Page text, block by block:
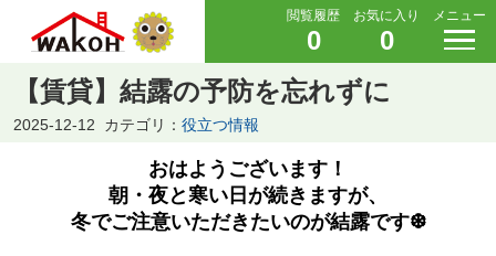
閲覧履歴
0
お気に入り
0
メニュー
【賃貸】結露の予防を忘れずに
2025-12-12 カテゴリ： 役立つ情報
おはようございます！
朝・夜と寒い日が続きますが、
冬でご注意いただきたいのが結露です❆